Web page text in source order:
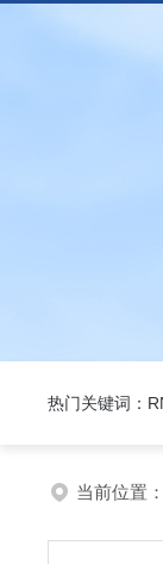
热门关键词：
当前位置：